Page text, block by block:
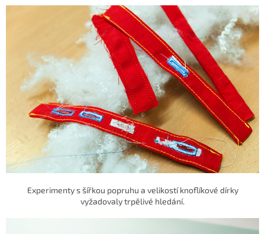
Experimenty s šířkou popruhu a velikostí knoflíkové dírky
vyžadovaly trpělivé hledání.